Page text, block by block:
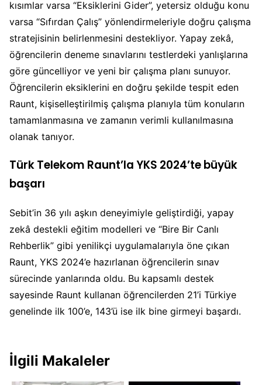
kısımlar varsa “Eksiklerini Gider”, yetersiz olduğu konu
varsa “Sıfırdan Çalış” yönlendirmeleriyle doğru çalışma
stratejisinin belirlenmesini destekliyor. Yapay zekâ,
öğrencilerin deneme sınavlarını testlerdeki yanlışlarına
göre güncelliyor ve yeni bir çalışma planı sunuyor.
Öğrencilerin eksiklerini en doğru şekilde tespit eden
Raunt, kişiselleştirilmiş çalışma planıyla tüm konuların
tamamlanmasına ve zamanın verimli kullanılmasına
olanak tanıyor.
Türk Telekom Raunt’la YKS 2024’te büyük
başarı
Sebit’in 36 yılı aşkın deneyimiyle geliştirdiği, yapay
zekâ destekli eğitim modelleri ve “Bire Bir Canlı
Rehberlik” gibi yenilikçi uygulamalarıyla öne çıkan
Raunt, YKS 2024’e hazırlanan öğrencilerin sınav
sürecinde yanlarında oldu. Bu kapsamlı destek
sayesinde Raunt kullanan öğrencilerden 21’i Türkiye
genelinde ilk 100’e, 143’ü ise ilk bine girmeyi başardı.
İlgili Makaleler